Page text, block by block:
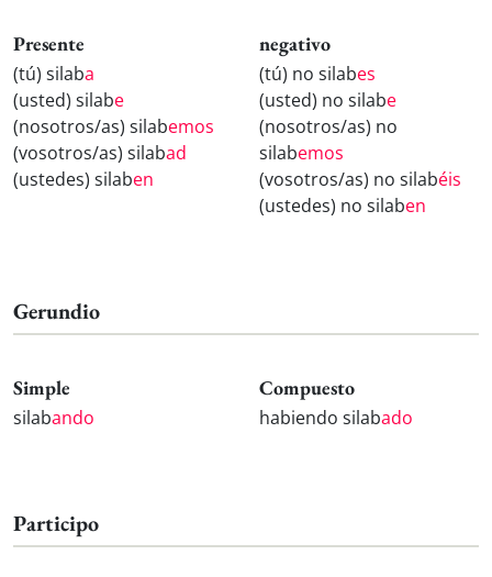
Presente
(tú) silaba
(usted) silabe
(nosotros/as) silabemos
(vosotros/as) silabad
(ustedes) silaben
negativo
(tú) no silabes
(usted) no silabe
(nosotros/as) no
silabemos
(vosotros/as) no silabéis
(ustedes) no silaben
Gerundio
Simple
silabando
Compuesto
habiendo silabado
Participo